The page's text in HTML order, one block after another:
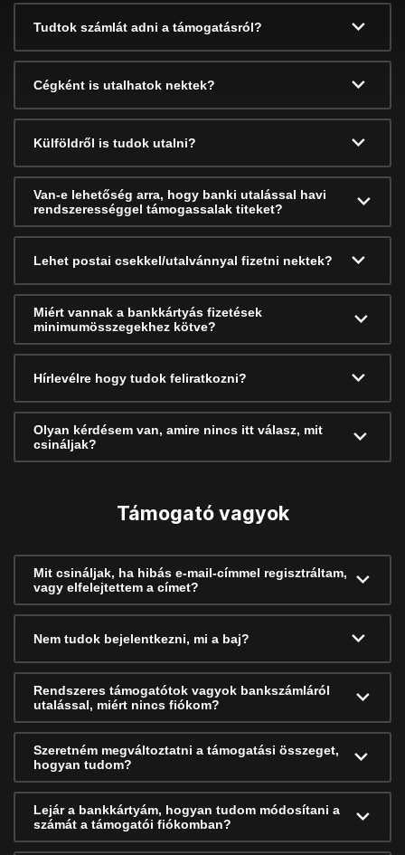
Tudtok számlát adni a támogatásról?
Cégként is utalhatok nektek?
Külföldről is tudok utalni?
Van-e lehetőség arra, hogy banki utalással havi
rendszerességgel támogassalak titeket?
Lehet postai csekkel/utalvánnyal fizetni nektek?
Miért vannak a bankkártyás fizetések
minimumösszegekhez kötve?
Hírlevélre hogy tudok feliratkozni?
Olyan kérdésem van, amire nincs itt válasz, mit
csináljak?
Támogató vagyok
Mit csináljak, ha hibás e-mail-címmel regisztráltam,
vagy elfelejtettem a címet?
Nem tudok bejelentkezni, mi a baj?
Rendszeres támogatótok vagyok bankszámláról
utalással, miért nincs fiókom?
Szeretném megváltoztatni a támogatási összeget,
hogyan tudom?
Lejár a bankkártyám, hogyan tudom módosítani a
számát a támogatói fiókomban?